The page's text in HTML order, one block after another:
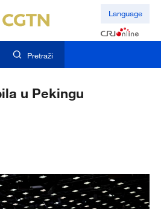
Language
Pretraži
u Pekingu